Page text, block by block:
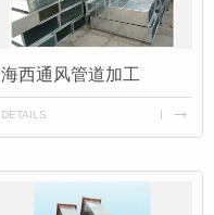
海西通风管道加工
DETAILS